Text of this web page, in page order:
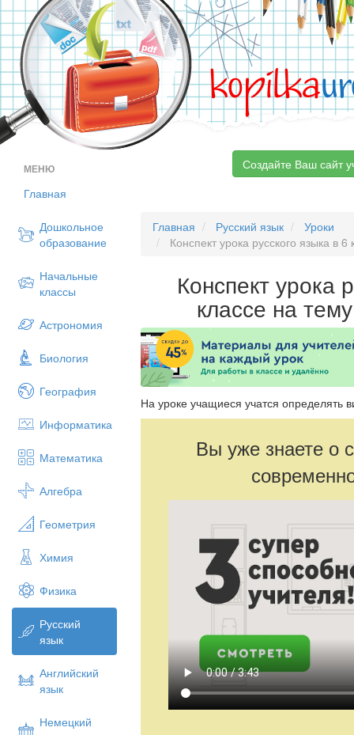
kopilka
МЕНЮ
Главная
Дошкольное
образование
Начальные
классы
Астрономия
Биология
География
Информатика
Математика
Алгебра
Геометрия
Химия
Физика
Русский
язык
Английский
язык
Немецкий
Создайте Ваш сайт
Главная Русский язык
Уроки
Конспект урока русского языка в
Конспект урока
классе на
На уроке учащиеся учатся определять
Вы уже знаете о